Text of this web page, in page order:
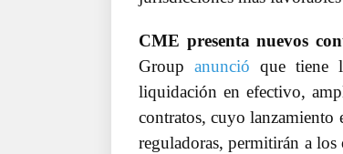
CME presenta nuevos
Groupanunció que tiene
liquidación en efectivo,
contratos, cuyo lanzamiento
reguladoras, permitirán a